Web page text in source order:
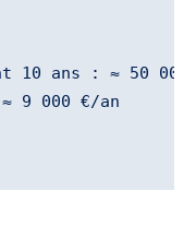
10 ans : ≈ 50 000
9 000 €/an